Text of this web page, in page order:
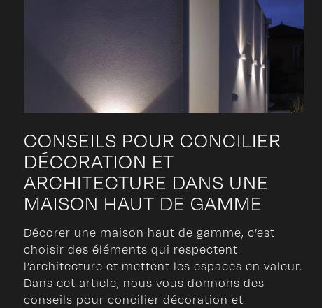
CONSEILS POUR CONCILIER
DÉCORATION ET
ARCHITECTURE DANS UNE
MAISON HAUT DE GAMME
Décorer une maison haut de gamme, c’est
choisir des éléments qui respectent
l’architecture et mettent les espaces en valeur.
Dans cet article, nous vous donnons des
conseils pour concilier décoration et